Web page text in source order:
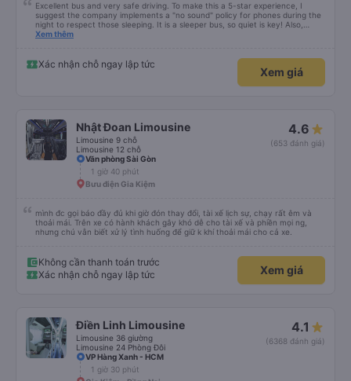
Excellent bus and very safe driving. To make this a 5-star experience, I
suggest the company implements a "no sound" policy for phones during the
night to respect those sleeping. It is a sleeper bus, so quiet is key! Also,
please display the Wi-Fi password clearly inside the cabin for convenience. I
quy định rõ ràng về việc giữ im lặng (tắt âm thanh điện thoại) vào ban đêm
để tránh làm phiền hành khách khác ngủ. Ngoài ra, nhà xe nên dán sẵn mật
khẩu Wi-Fi trong xe để hành khách dễ dàng sử dụng. Tôi vẫn sẽ tiếp tục ủng
Xem thêm
Xác nhận chỗ ngay lập tức
Xem giá
Nhật Đoan Limousine
Limousine 9 chỗ
Limousine 12 chỗ
4.6
(653 đánh giá)
Văn phòng Sài Gòn
1 giờ 40 phút
Bưu điện Gia Kiệm
mình đc gọi báo đầy đủ khi giờ đón thay đổi, tài xế lịch sự, chạy rất êm và
thoải mái. Trên xe có hành khách gây khó dễ cho tài xế và phiền mọi ng,
nhưng chú vẫn biết xử lý tình huống để giữ k khí thoải mái cho cả xe.
Không cần thanh toán trước
Xác nhận chỗ ngay lập tức
Xem giá
Điền Linh Limousine
Limousine 36 giường
Limousine 24 Phòng Đôi
4.1
(6368 đánh giá)
VP Hàng Xanh - HCM
1 giờ 30 phút